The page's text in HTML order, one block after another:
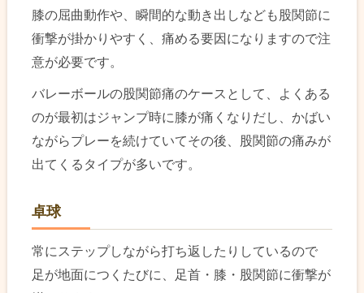
膝の屈曲動作や、瞬間的な動き出しなども股関節に
衝撃が掛かりやすく、痛める要因になりますので注
意が必要です。
バレーボールの股関節痛のケースとして、よくある
のが最初はジャンプ時に膝が痛くなりだし、かばい
ながらプレーを続けていてその後、股関節の痛みが
出てくるタイプが多いです。
卓球
常にステップしながら打ち返したりしているので
足が地面につくたびに、足首・膝・股関節に衝撃が